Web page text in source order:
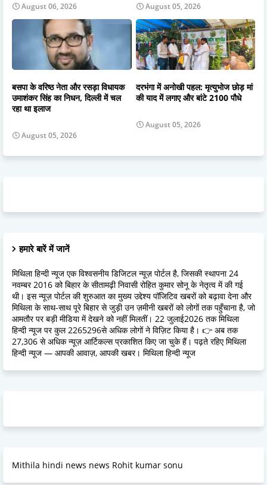
August 06, 2026 August 05, 2026
बसपा के वरिष्ठ नेता और रसड़ा विधायक
उमाशंकर सिंह का निधन, दिल्ली में चल
रहा था इलाज
August 05, 2026
दरभंगा में अनोखी पहल: मृत्युभोज छोड़ मां
की याद में लगाए और बांटे 2100 पौधे
August 05, 2026
हमारे बारें में जानें
मिथिला हिन्दी न्यूज एक विश्वसनीय डिजिटल न्यूज़ पोर्टल है, जिसकी स्थापना 24
नवम्बर 2016 को बिहार के सीतामढ़ी निवासी रोहित कुमार सोनू के नेतृत्व में की गई
थी। इस न्यूज़ पोर्टल की शुरुआत का मुख्य उद्देश्य पॉजिटिव खबरों को बढ़ावा देना और
मिथिला के साथ-साथ पूरे बिहार से जुड़ी उन ज़मीनी खबरों को लोगों तक पहुँचाना है, जो
आमतौर पर बड़ी मीडिया में देखने को नहीं मिलतीं। 22 जुलाई2026 तक मिथिला
हिन्दी न्यूज पर कुल 2265296से अधिक लोगों ने विज़िट किया है। 👉 अब तक
27,306 से अधिक न्यूज़ आर्टिकल्स प्रकाशित किए जा चुके हैं। पढ़ते रहिए मिथिला
हिन्दी न्यूज — आपकी आवाज़, आपकी खबर। मिथिला हिन्दी न्यूज
Mithila hindi news news Rohit kumar sonu